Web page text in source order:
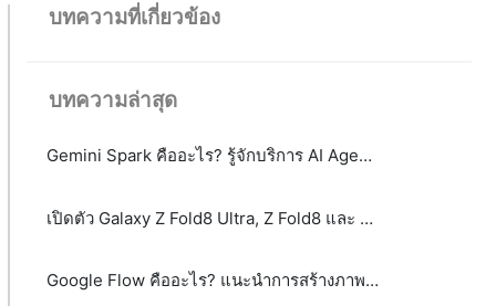
บทความที่เกี่ยวข้อง
บทความล่าสุด
Gemini Spark คืออะไร? รู้จักบริการ AI Agent จาก Google
เปิดตัว Galaxy Z Fold8 Ultra, Z Fold8 และ Z Flip8: เมื่อสมาร์ตโฟนจอพับไม่ได้มีคำตอบเพียงรูปแบบเดียว
Google Flow คืออะไร? แนะนำการสร้างภาพและวิดีโอ AI ระดับมืออาชีพได้จากข้อความ